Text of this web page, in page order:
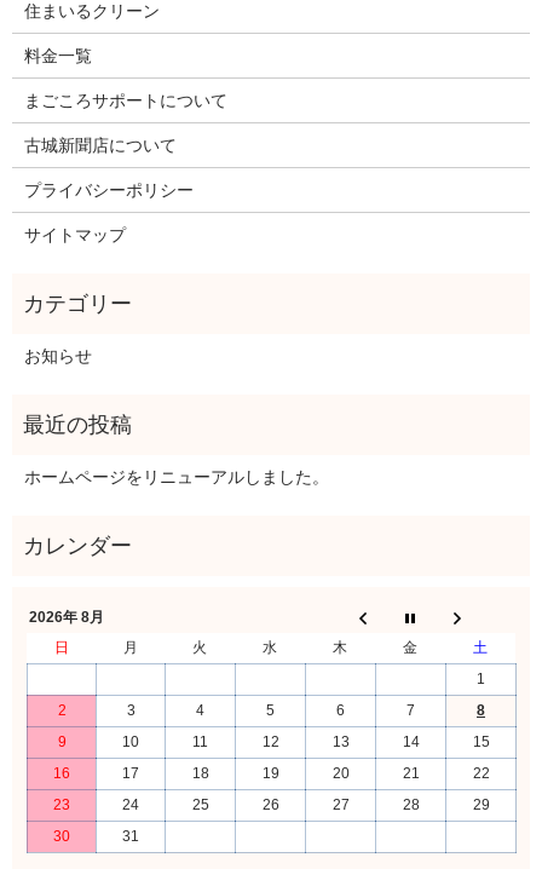
住まいるクリーン
料金一覧
まごころサポートについて
古城新聞店について
プライバシーポリシー
サイトマップ
お知らせ
ホームページをリニューアルしました。
2026年 8月
日
月 火 水 木 金
土
1
2
3 4 5 6 7
8
9
10 11 12 13 14
15
16
17 18 19 20 21
22
23
24 25 26 27 28
29
30
31